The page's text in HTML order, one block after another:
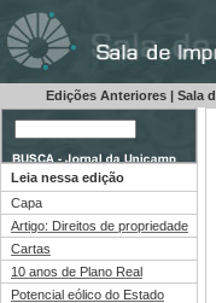
Edições Anteriores | Sala
Leia nessa edição
Capa
Artigo: Direitos de propriedade
Cartas
10 anos de Plano Real
Potencial eólico do Estado